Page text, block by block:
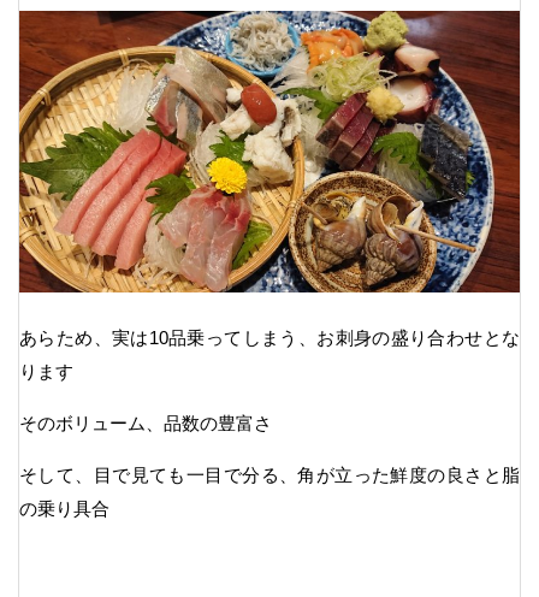
あらため、実は10品乗ってしまう、お刺身の盛り合わせとな
ります
そのボリューム、品数の豊富さ
そして、目で見ても一目で分る、角が立った鮮度の良さと脂
の乗り具合